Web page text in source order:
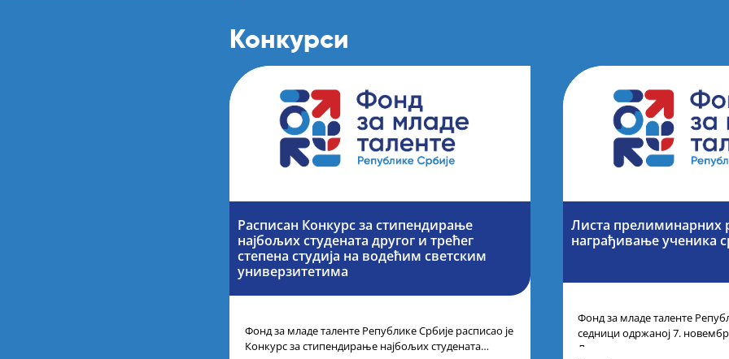
Конкурси
Расписан Конкурс за стипендирање
најбољих студената другог и трећег
степена студија на водећим светским
универзитетима
Фонд за младе таленте Републике Србије расписао је
Конкурс за стипендирање најбољих студената
Листа прелиминарних
награђивање ученика
Фонд за младе таленте
седници одржаној 7.
Листу прелиминарних